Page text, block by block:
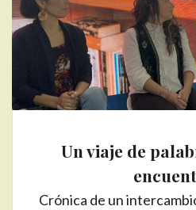
Un viaje de
Crónica de un